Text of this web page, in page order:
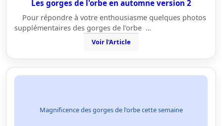
Les gorges de l'orbe en automne version 2
Pour répondre à votre enthousiasme quelques photos
supplémentaires des gorges de l'orbe …
Voir l'Article
Magnificence des gorges de l'orbe cette semaine